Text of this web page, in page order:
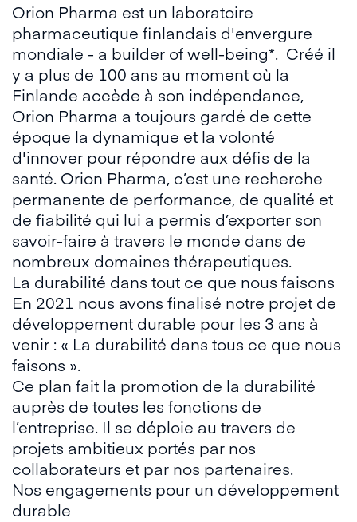
Orion Pharma est un laboratoire
pharmaceutique finlandais d'envergure
mondiale - a builder of well-being*. Créé il
y a plus de 100 ans au moment où la
Finlande accède à son indépendance,
Orion Pharma a toujours gardé de cette
époque la dynamique et la volonté
d'innover pour répondre aux défis de la
santé. Orion Pharma, c’est une recherche
permanente de performance, de qualité et
de fiabilité qui lui a permis d’exporter son
savoir-faire à travers le monde dans de
nombreux domaines thérapeutiques.
La durabilité dans tout ce que nous faisons
En 2021 nous avons finalisé notre projet de
développement durable pour les 3 ans à
venir : « La durabilité dans tous ce que nous
faisons ».
Ce plan fait la promotion de la durabilité
auprès de toutes les fonctions de
l’entreprise. Il se déploie au travers de
projets ambitieux portés par nos
collaborateurs et par nos partenaires.
Nos engagements pour un développement
durable